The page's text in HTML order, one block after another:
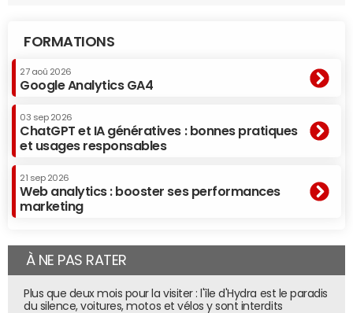
FORMATIONS
27 aoû 2026
Google Analytics GA4
03 sep 2026
ChatGPT et IA génératives : bonnes pratiques
et usages responsables
21 sep 2026
Web analytics : booster ses performances
marketing
À NE PAS RATER
Plus que deux mois pour la visiter : l'île d'Hydra est le paradis
du silence, voitures, motos et vélos y sont interdits